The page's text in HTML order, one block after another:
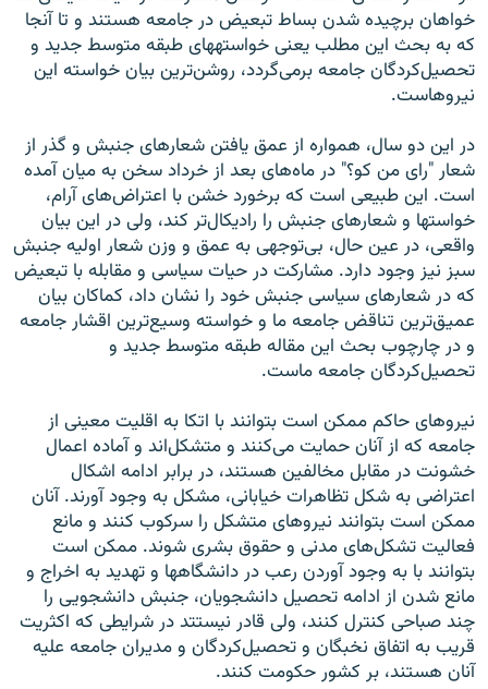
خواهان برچيده شدن بساط تبعيض در جامعه هستند و تا آنجا
که به بحث اين مطلب يعنی خواسته‏های طبقه متوسط جديد و
تحصيل‌کردگان جامعه برمی‌گردد، روشن‌ترين بيان خواسته اين
نيروهاست.
در اين دو سال، همواره از عمق يافتن شعارهای جنبش و گذر از
شعار "رای من کو؟" در ماه‌های بعد از خرداد سخن به ميان آمده
است. اين طبيعی است که برخورد خشن با اعتراض‌های آرام،
خواست‏ها و شعارهای جنبش را راديکال‌تر کند، ولی در اين بيان
واقعی، در عين حال، بی‌توجهی به عمق و وزن شعار اوليه جنبش
سبز نيز وجود دارد. مشارکت در حيات سياسی و مقابله با تبعيض
که در شعارهای سياسی جنبش خود را نشان داد، کماکان بيان
عميق‌ترين تناقض جامعه ما و خواسته وسيع‌ترين اقشار جامعه
و در چارچوب بحث اين مقاله طبقه متوسط جديد و
تحصيل‌کردگان جامعه ماست.
نيروهای حاکم ممکن است بتوانند با اتکا به اقليت معينی از
جامعه که از آنان حمايت می‌کنند و متشکل‌اند و آماده اعمال
خشونت در مقابل مخالفين هستند، در برابر ادامه اشکال
اعتراضی به شکل تظاهرات خيابانی، مشکل به وجود آورند. آنان
ممکن است بتوانند نيروهای متشکل را سرکوب کنند و مانع
فعاليت تشکل‌های مدنی و حقوق بشری شوند. ممکن است
بتوانند با به وجود آوردن رعب در دانشگاه‏ها و تهديد به اخراج و
مانع شدن از ادامه تحصيل دانشجويان، جنبش دانشجويی را
چند صباحی کنترل کنند، ولی قادر نيستتد در شرايطی که اکثريت
قريب به اتفاق نخبگان و تحصيل‌کردگان و مديران جامعه عليه
آنان هستند، بر کشور حکومت کنند.